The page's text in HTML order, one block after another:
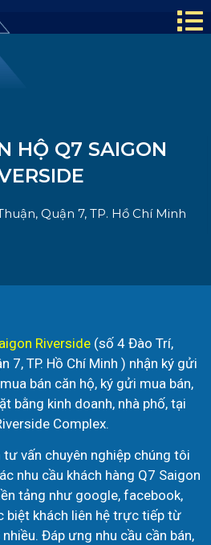
HỘ Q7 SAIGON
Quận 7, TP. Hồ Chí Minh
Riverside (số 4 Đào Trí,
7, TP. Hồ Chí Minh ) nhận ký gửi
bán căn hộ, ký gửi mua bán,
bằng kinh doanh, nhà phố, tại
Complex.
vấn chuyên nghiệp chúng tôi
nhu cầu khách hàng Q7 Saigon
tảng như google, facebook,
biệt khách liên hệ trực tiếp từ
Đáp ưng nhu cầu cần bán,